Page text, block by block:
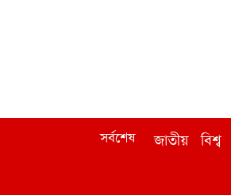
সর্বশেষ জাতীয় বিশ্ব